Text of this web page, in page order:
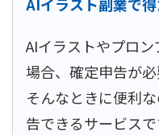
AIイラストやプロ
場合、確定申告が必
そんなときに便利
告できるサービスで